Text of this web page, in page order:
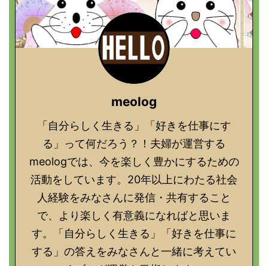
meolog
「自分らしく生きる」「好きを仕事にす
る」って何だろう？！夫婦が運営する
meologでは、今を楽しく豊かにするための
活動をしています。20年以上にわたる社会
人経験をみなさんに発信・共有すること
で、より楽しく有意義になればと思いま
す。「自分らしく生きる」「好きを仕事に
する」の答えをみなさんと一緒に考えてい